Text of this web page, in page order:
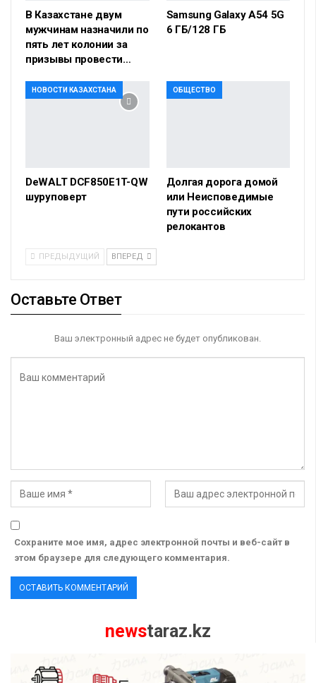
В Казахстане двум
мужчинам назначили по
пять лет колонии за
призывы провести…
Samsung Galaxy A54 5G
6 ГБ/128 ГБ
НОВОСТИ КАЗАХСТАНА
DeWALT DCF850E1T-QW
шуруповерт
ОБЩЕСТВО
Долгая дорога домой
или Неисповедимые
пути российских
релокантов
ПРЕДЫДУЩИЙ ВПЕРЕД
Оставьте Ответ
Ваш электронный адрес не будет опубликован.
Сохраните мое имя, адрес электронной почты и веб-сайт в
этом браузере для следующего комментария.
newstaraz.kz